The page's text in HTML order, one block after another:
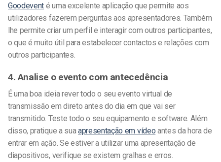
Goodevent é uma excelente aplicação que permite aos
utilizadores fazerem perguntas aos apresentadores. Também
lhe permite criar um perfil e interagir com outros participantes,
o que é muito útil para estabelecer contactos e relações com
outros participantes.
4. Analise o evento com antecedência
É uma boa ideia rever todo o seu evento virtual de
transmissão em direto antes do dia em que vai ser
transmitido. Teste todo o seu equipamento e software. Além
disso, pratique a suaapresentação em vídeo antes da hora de
entrar em ação. Se estiver a utilizar uma apresentação de
diapositivos, verifique se existem gralhas e erros.